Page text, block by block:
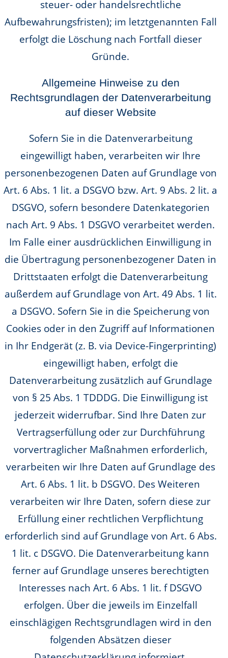
steuer- oder handelsrechtliche
Aufbewahrungsfristen); im letztgenannten Fall
erfolgt die Löschung nach Fortfall dieser
Gründe.
Allgemeine Hinweise zu den
Rechtsgrundlagen der Datenverarbeitung
auf dieser Website
Sofern Sie in die Datenverarbeitung
eingewilligt haben, verarbeiten wir Ihre
personenbezogenen Daten auf Grundlage von
Art. 6 Abs. 1 lit. a DSGVO bzw. Art. 9 Abs. 2 lit. a
DSGVO, sofern besondere Datenkategorien
nach Art. 9 Abs. 1 DSGVO verarbeitet werden.
Im Falle einer ausdrücklichen Einwilligung in
die Übertragung personenbezogener Daten in
Drittstaaten erfolgt die Datenverarbeitung
außerdem auf Grundlage von Art. 49 Abs. 1 lit.
a DSGVO. Sofern Sie in die Speicherung von
Cookies oder in den Zugriff auf Informationen
in Ihr Endgerät (z. B. via Device-Fingerprinting)
eingewilligt haben, erfolgt die
Datenverarbeitung zusätzlich auf Grundlage
von § 25 Abs. 1 TDDDG. Die Einwilligung ist
jederzeit widerrufbar. Sind Ihre Daten zur
Vertragserfüllung oder zur Durchführung
vorvertraglicher Maßnahmen erforderlich,
verarbeiten wir Ihre Daten auf Grundlage des
Art. 6 Abs. 1 lit. b DSGVO. Des Weiteren
verarbeiten wir Ihre Daten, sofern diese zur
Erfüllung einer rechtlichen Verpflichtung
erforderlich sind auf Grundlage von Art. 6 Abs.
1 lit. c DSGVO. Die Datenverarbeitung kann
ferner auf Grundlage unseres berechtigten
Interesses nach Art. 6 Abs. 1 lit. f DSGVO
erfolgen. Über die jeweils im Einzelfall
einschlägigen Rechtsgrundlagen wird in den
folgenden Absätzen dieser